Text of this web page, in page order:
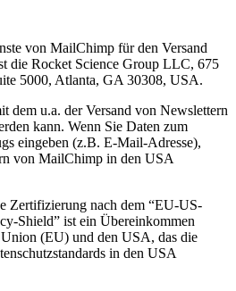
von MailChimp für den Versand
die Rocket Science Group LLC, 675
5000, Atlanta, GA 30308, USA.
dem u.a. der Versand von Newslettern
kann. Wenn Sie Daten zum
eingeben (z.B. E-Mail-Adresse),
von MailChimp in den USA
Zertifizierung nach dem “EU-US-
Shield” ist ein Übereinkommen
(EU) und den USA, das die
in den USA